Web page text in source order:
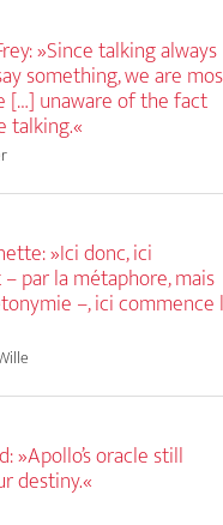
»Since talking always
something, we are
[…] unaware of the fact
talking.«
»Ici donc, ici
par la métaphore, mais
–, ici commence
»Apollo’s oracle still
destiny.«